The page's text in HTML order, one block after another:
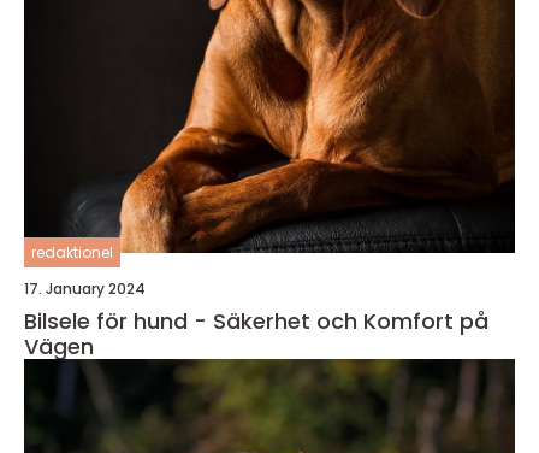
redaktionel
17. January 2024
Bilsele för hund - Säkerhet och Komfort på
Vägen